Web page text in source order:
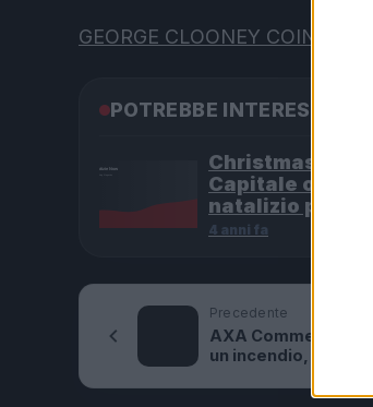
GEORGE CLOONEY
POTREBBE INTERESSARTI
Christmas
Capitale
natalizio più
4 anni fa
Precedente
AXA
un incendio, ma…